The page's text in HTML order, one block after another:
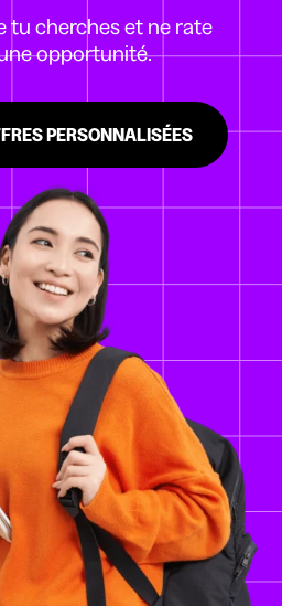
tu cherches et ne rate
opportunité.
PERSONNALISÉES